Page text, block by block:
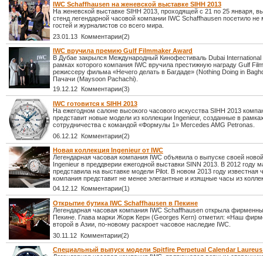
IWC Schaffhausen на женевской выставке SIHH 2013
На женевской выставке SIHH 2013, проходящей с 21 по 25 января,
стенд легендарной часовой компании IWC Schaffhausen посетило не
гостей и журналистов со всего мира.
23.01.13 Комментарии(2)
IWC вручила премию Gulf Filmmaker Award
В Дубае закрылся Международный Кинофестиваль Dubai International
рамках которого компания IWC вручила престижную награду Gulf
режиссеру фильма «Нечего делать в Багдаде» (Nothing Doing in
Пачачи (Maysoon Pachachi).
19.12.12 Комментарии(3)
IWC готовится к SIHH 2013
На ежегодном салоне высокого часового искусства SIHH 2013
представит новые модели из коллекции Ingenieur, созданные в
сотрудничества с командой «Формулы 1» Mercedes AMG Petronas.
06.12.12 Комментарии(2)
Новая коллекция Ingenieur от IWC
Легендарная часовая компания IWC объявила о выпуске своей
Ingenieur в преддверии ежегодной выставки SINN 2013. В 2012 году
представила на выставке модели Pilot. В новом 2013 году известная
компания представит не менее элегантные и изящные часы из
04.12.12 Комментарии(1)
Открытие бутика IWC Schaffhausen в Пекине
Легендарная часовая компания IWC Schaffhausen открыла
Пекине. Глава марки Жорж Керн (Georges Kern) отметил: «Наш
второй в Азии, по-новому раскроет часовое наследие IWC.
30.11.12 Комментарии(2)
Специальный выпуск модели Spitfire Perpetual Calendar Laureus